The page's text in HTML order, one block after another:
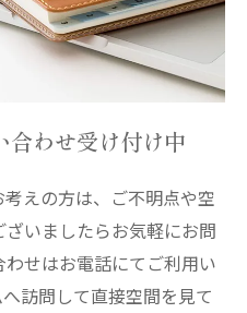
合わせ受け付け中
えの方は、ご不明点や空
いましたらお気軽にお問
せはお電話にてご利用い
訪問して直接空間を見て